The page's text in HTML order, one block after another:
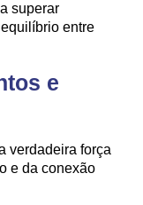
superar
entre
e
verdadeira força
e da conexão